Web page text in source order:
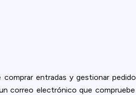
entradas y gestionar
correo electrónico que compruebe